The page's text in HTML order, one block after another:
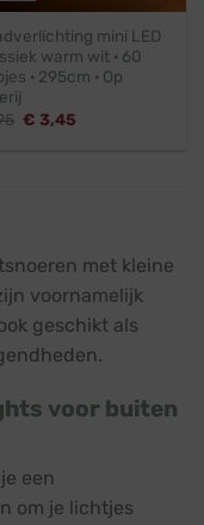
mini LED
warm wit · 60
· 295cm · Op
Oorspronkelijke
prijs
€ 3,45
met kleine
voornamelijk
geschikt als
voor buiten
een
om je lichtjes